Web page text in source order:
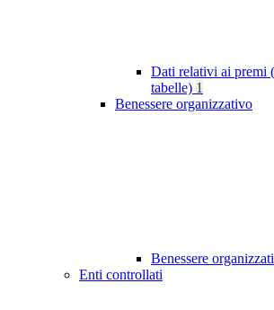
Dati relativi ai premi
tabelle) 1
Benessere organizzativo
Benessere
Enti controllati